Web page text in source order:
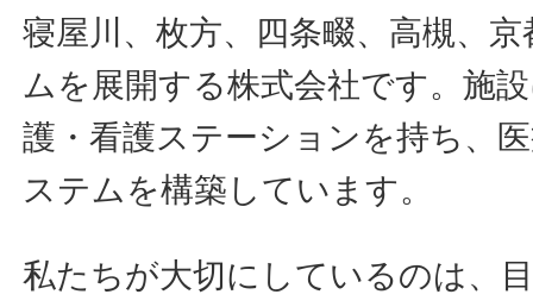
寝屋川、枚方、四条畷、高槻、
ムを展開する株式会社です。施
護・看護ステーションを持ち、
ステムを構築しています。
私たちが大切にしているのは、